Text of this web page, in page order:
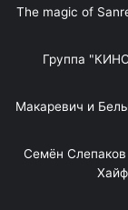
"The magic of
Группа
Макаревич и
Семён